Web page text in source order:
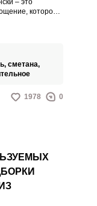
– это
которое
или
качестве
сытного
сметана,
1978 0